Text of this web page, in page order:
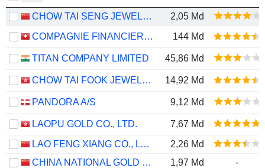
CHOW TAI SENG JEWELLERY CO., LTD.
2,05 Md
COMPAGNIE FINANCIERE RICHEMONT
144 Md
TITAN COMPANY LIMITED 45,86 Md
CHOW TAI FOOK JEWELLERY GROUP LIMITED 14,92 Md
PANDORA A/S 9,12 Md
LAOPU GOLD CO., LTD.
7,67 Md
LAO FENG XIANG CO., LTD.
2,26 Md
CHINA NATIONAL GOLD GROUP GOLD JEWELLERY CO.,LTD.
1,97 Md
-